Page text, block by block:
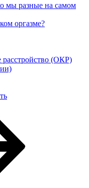
мы разные на самом
оргазме?
расстройство (ОКР)